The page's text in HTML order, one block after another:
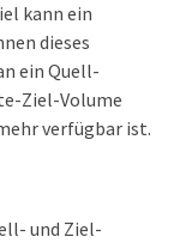
kann ein
dieses
ein Quell-
Ziel-Volume
verfügbar ist.
und Ziel-